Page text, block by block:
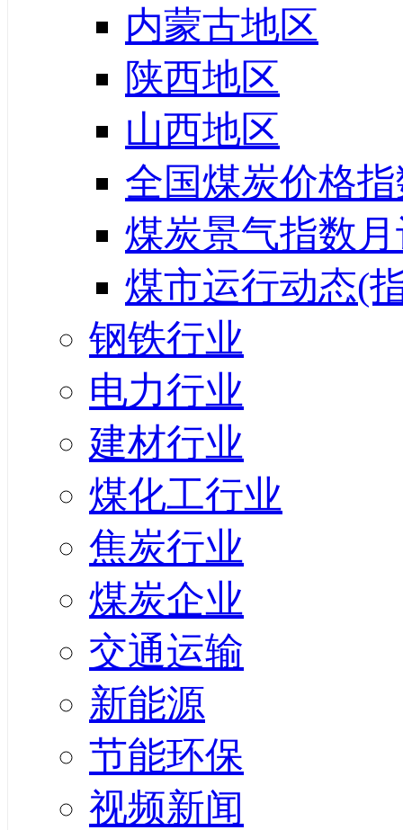
内蒙古地区
陕西地区
山西地区
全国煤炭价格
煤炭景气指数
煤市运行动态(
钢铁行业
电力行业
建材行业
煤化工行业
焦炭行业
煤炭企业
交通运输
新能源
节能环保
视频新闻